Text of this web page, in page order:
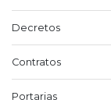
Decretos
Contratos
Portarias